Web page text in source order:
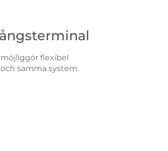
flexibel
samma system.
Ingångsterminal